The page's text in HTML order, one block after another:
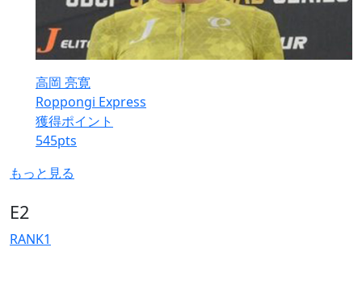
高岡 亮寛
Roppongi Express
獲得ポイント
545pts
もっと見る
E2
RANK1